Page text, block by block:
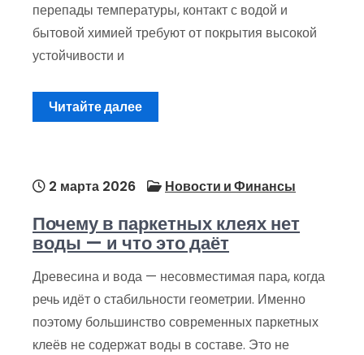
перепады температуры, контакт с водой и
бытовой химией требуют от покрытия высокой
устойчивости и
Читайте далее
2 марта 2026 Новости и Финансы
Почему в паркетных клеях нет
воды — и что это даёт
Древесина и вода — несовместимая пара, когда
речь идёт о стабильности геометрии. Именно
поэтому большинство современных паркетных
клеёв не содержат воды в составе. Это не